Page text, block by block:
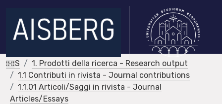
IRIS
1. Prodotti della ricerca - Research output
1.1 Contributi in rivista - Journal contributions
1.1.01 Articoli/Saggi in rivista - Journal
Articles/Essays